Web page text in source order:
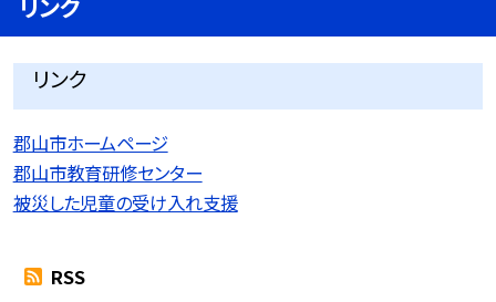
リンク
郡山市ホームページ
郡山市教育研修センター
被災した児童の受け入れ支援
RSS